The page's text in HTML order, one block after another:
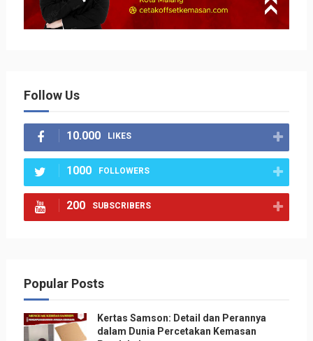
Follow Us
10.000 LIKES
1000 FOLLOWERS
200 SUBSCRIBERS
Popular Posts
Kertas Samson: Detail dan Perannya
dalam Dunia Percetakan Kemasan